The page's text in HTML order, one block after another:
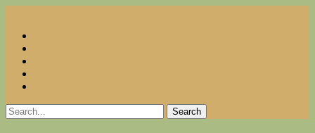
content